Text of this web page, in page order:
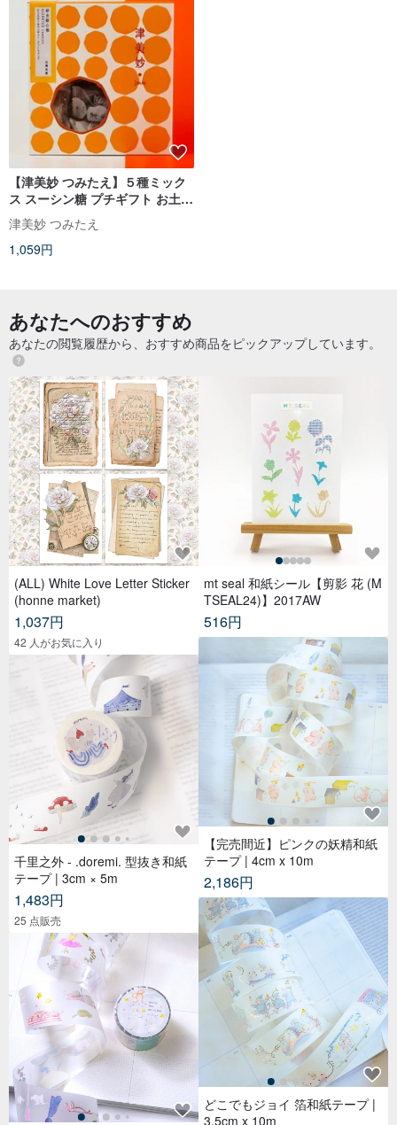
【津美妙 つみたえ】５種ミック
ス スーシン糖 プチギフト お土産
(13個入)
津美妙 つみたえ
1,059円
あなたへのおすすめ
あなたの閲覧履歴から、おすすめ商品をピックアップしています。
(ALL) White Love Letter Sticker
(honne market)
1,037円
42 人がお気に入り
千里之外 - .doremi. 型抜き和紙
テープ | 3cm × 5m
1,483円
25 点販売
mt seal 和紙シール【剪影 花 (M
TSEAL24)】2017AW
516円
【完売間近】ピンクの妖精和紙
テープ | 4cm x 10m
2,186円
どこでもジョイ 箔和紙テープ |
3.5cm x 10m